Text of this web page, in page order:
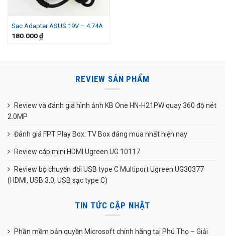
Sạc Adapter ASUS 19V – 4.74A
180.000₫
REVIEW SẢN PHẨM
Review và đánh giá hình ảnh KB One HN-H21PW quay 360 độ nét
2.0MP
Đánh giá FPT Play Box: TV Box đáng mua nhất hiện nay
Review cáp mini HDMI Ugreen UG 10117
Review bộ chuyển đổi USB type C Multiport Ugreen UG30377
(HDMI, USB 3.0, USB sạc type C)
TIN TỨC CẬP NHẬT
Phần mềm bản quyền Microsoft chính hãng tại Phú Thọ – Giải